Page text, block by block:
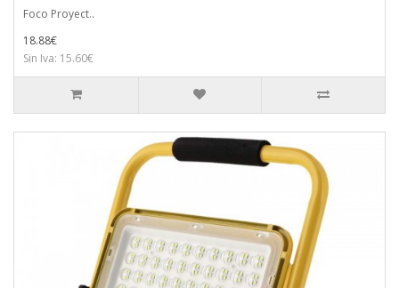
Foco Proyect..
18.88€
Sin Iva: 15.60€